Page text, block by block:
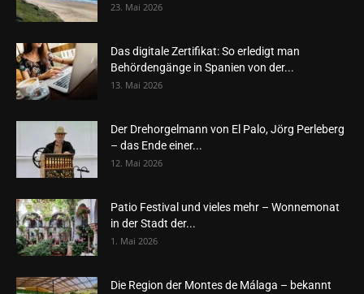
23. Mai 2026
Das digitale Zertifikat: So erledigt man
Behördengänge in Spanien von der...
13. Mai 2026
Der Drehorgelmann von El Palo, Jörg Perleberg
– das Ende einer...
12. Mai 2026
Patio Festival und vieles mehr – Wonnemonat
in der Stadt der...
1. Mai 2026
Die Region der Montes de Málaga – bekannt